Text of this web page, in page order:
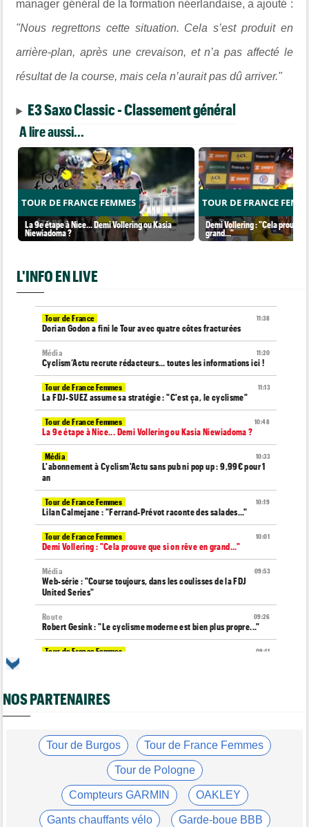
manager général de la formation néerlandaise, a ajouté :
"Nous regrettons cette situation. Cela s’est produit en
arrière-plan, après une crevaison, et n’a pas affecté le
résultat de la course, mais cela n’aurait pas dû arriver."
E3 Saxo Classic - Classement général
A lire aussi...
TOUR DE FRANCE FEMMES
La 9e étape à Nice... Demi Vollering ou Kasia
Niewiadoma ?
TOUR DE FRANCE
Demi Vollering : "Cela prouve
grand..."
L'INFO EN LIVE
11:38
Tour de France
Dorian Godon a fini le Tour avec quatre côtes fracturées
11:20
Média
Cyclism’Actu recrute rédacteurs… toutes les informations ici !
11:13
Tour de France Femmes
La FDJ-SUEZ assume sa stratégie : "C'est ça, le cyclisme"
10:48
Tour de France Femmes
La 9e étape à Nice... Demi Vollering ou Kasia Niewiadoma ?
10:33
Média
L'abonnement à Cyclism'Actu sans pub ni pop up : 9,99€ pour 1
an
10:19
Tour de France Femmes
Lilan Calmejane : "Ferrand-Prévot raconte des salades…"
10:01
Tour de France Femmes
Demi Vollering : "Cela prouve que si on rêve en grand..."
09:53
Média
Web-série : "Course toujours, dans les coulisses de la FDJ
United Series"
09:26
Route
Robert Gesink : "Le cyclisme moderne est bien plus propre..."
09:11
Tour de France Femmes
La poisse continue pour Jarno Widar, contraint à l'abandon
08:20
Route
Un espoir de 16 ans très lourdement blessé, percuté par une
Tour de France Femmes
La peloton du Tour de France Femmes... 21 abandons
NOS PARTENAIRES
Tour de Burgos Tour de France Femmes
Tour de Pologne
Compteurs GARMIN OAKLEY
Gants chauffants vélo Garde-boue BBB